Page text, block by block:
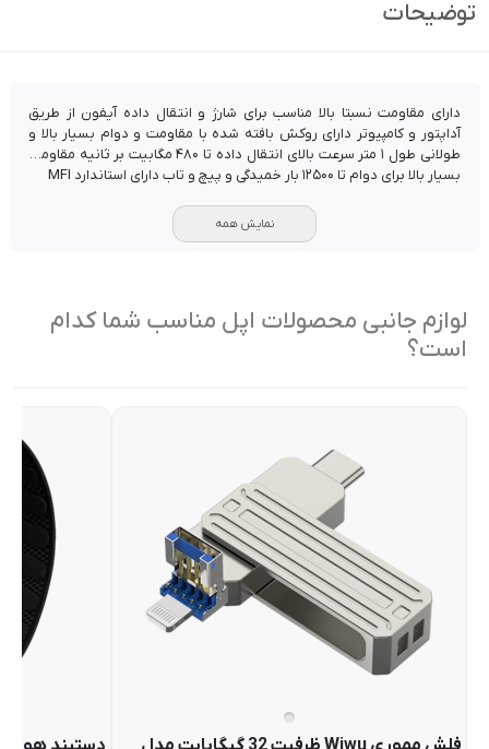
توضیحات
دارای مقاومت نسبتا بالا مناسب برای شارژ و انتقال داده آیفون از طریق
آداپتور و کامپیوتر دارای روکش بافته شده با مقاومت و دوام بسیار بالا و
طولانی طول ۱ متر سرعت بالای انتقال داده تا ۴۸۰ مگابیت بر ثانیه مقاومت
بسیار بالا برای دوام تا ۱۲۵۰۰ بار خمیدگی و پیچ و تاب دارای استاندارد MFI
نمایش همه
لوازم جانبی محصولات اپل مناسب شما کدام
است؟